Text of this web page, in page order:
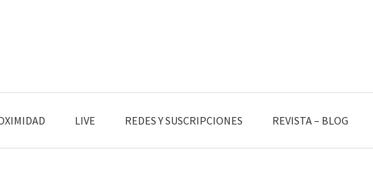
LIVE REDES Y SUSCRIPCIONES REVISTA – BLOG